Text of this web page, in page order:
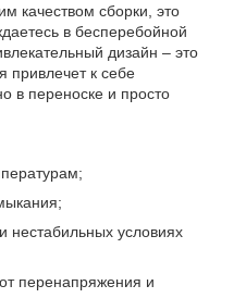
качеством сборки, это
в бесперебойной
дизайн – это
привлечет к себе
в переноске и просто
условиях
перенапряжения и